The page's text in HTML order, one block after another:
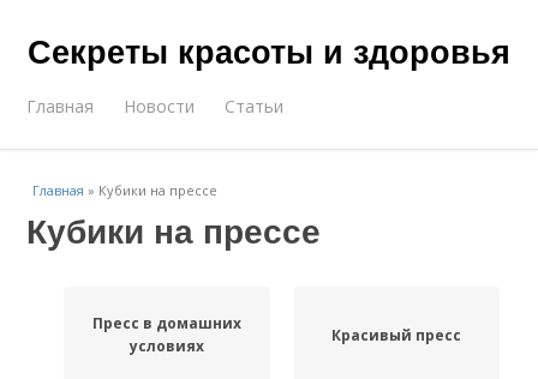
Секреты красоты и здоровья
Главная Новости Статьи
Главная » Кубики на прессе
Кубики на прессе
Пресс в домашних
условиях
Красивый пресс